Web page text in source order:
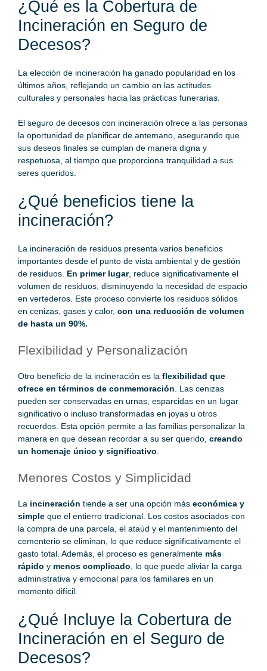
¿Qué es la Cobertura de
Incineración en Seguro de
Decesos?
La elección de incineración ha ganado popularidad en los
últimos años, reflejando un cambio en las actitudes
culturales y personales hacia las prácticas funerarias.
El seguro de decesos con incineración ofrece a las personas
la oportunidad de planificar de antemano, asegurando que
sus deseos finales se cumplan de manera digna y
respetuosa, al tiempo que proporciona tranquilidad a sus
seres queridos.
¿Qué beneficios tiene la
incineración?
La incineración de residuos presenta varios beneficios
importantes desde el punto de vista ambiental y de gestión
de residuos. En primer lugar, reduce significativamente el
volumen de residuos, disminuyendo la necesidad de espacio
en vertederos. Este proceso convierte los residuos sólidos
en cenizas, gases y calor, con una reducción de volumen
de hasta un 90%.
Flexibilidad y Personalización
Otro beneficio de la incineración es la flexibilidad que
ofrece en términos de conmemoración . Las cenizas
pueden ser conservadas en urnas, esparcidas en un lugar
significativo o incluso transformadas en joyas u otros
recuerdos. Esta opción permite a las familias personalizar la
manera en que desean recordar a su ser querido, creando
un homenaje único y significativo
Menores Costos y Simplicidad
La incineración tiende a ser una opción más económica y
simple que el entierro tradicional. Los costos asociados con
la compra de una parcela, el ataúd y el mantenimiento del
cementerio se eliminan, lo que reduce significativamente el
gasto total. Además, el proceso es generalmente más
rápido y menos complicado , lo que puede aliviar la carga
administrativa y emocional para los familiares en un
momento difícil.
¿Qué Incluye la Cobertura de
Incineración en el Seguro de
Decesos?